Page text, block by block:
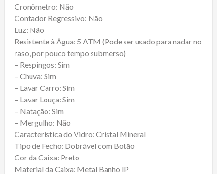
Cronômetro: Não
Contador Regressivo: Não
Luz: Não
Resistente à Água: 5 ATM (Pode ser usado para nadar no
raso, por pouco tempo submerso)
– Respingos: Sim
– Chuva: Sim
– Lavar Carro: Sim
– Lavar Louça: Sim
– Natação: Sim
– Mergulho: Não
Característica do Vidro: Cristal Mineral
Tipo de Fecho: Dobrável com Botão
Cor da Caixa: Preto
Material da Caixa: Metal Banho IP